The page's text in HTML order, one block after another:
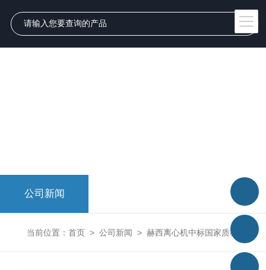
公司新闻
当前位置： 首页 > 公司新闻 > 赫西离心机中标国家质检总局2018仪器设备采购项目